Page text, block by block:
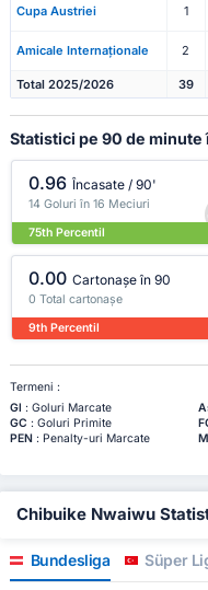
Cupa Austriei 1
Amicale Internaționale 2
Total 2025/2026 39
Statistici pe 90 de minute
0.96 Încasate / 90'
14 Goluri în 16 Meciuri
75th Percentil
0.00 Cartonașe în 90
0 Total cartonașe
9th Percentil
Termeni :
Gl : Goluri Marcate
GC : Goluri Primite
PEN: Penalty-uri Marcate
Chibuike Nwaiwu
Bundesliga Süper